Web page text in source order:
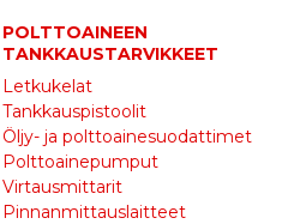
POLTTOAINEEN
TANKKAUSTARVIKKEET
Letkukelat
Tankkauspistoolit
Öljy- ja polttoainesuodattimet
Polttoainepumput
Virtausmittarit
Pinnanmittauslaitteet